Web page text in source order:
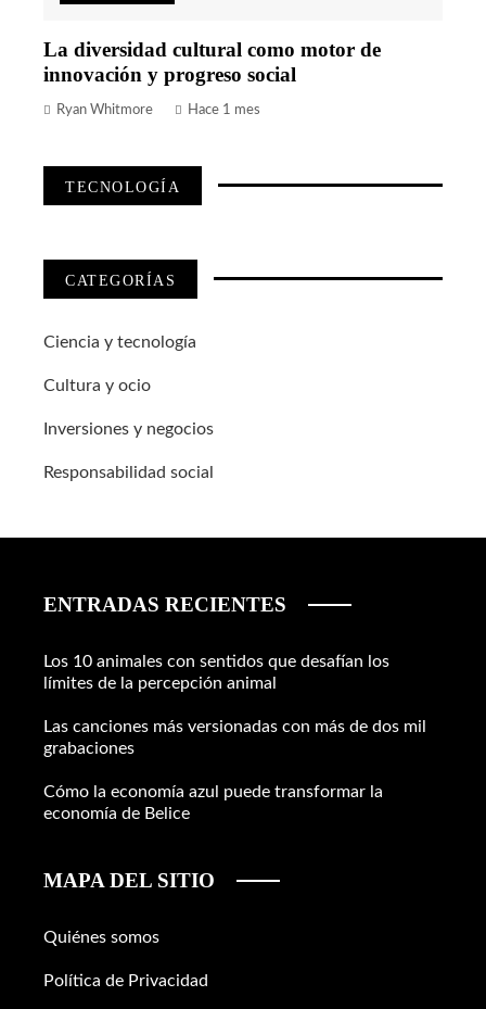
La diversidad cultural como motor de
innovación y progreso social
Ryan Whitmore Hace 1 mes
TECNOLOGÍA
CATEGORÍAS
Ciencia y tecnología
Cultura y ocio
Inversiones y negocios
Responsabilidad social
ENTRADAS RECIENTES
Los 10 animales con sentidos que desafían los
límites de la percepción animal
Las canciones más versionadas con más de dos mil
grabaciones
Cómo la economía azul puede transformar la
economía de Belice
MAPA DEL SITIO
Quiénes somos
Política de Privacidad